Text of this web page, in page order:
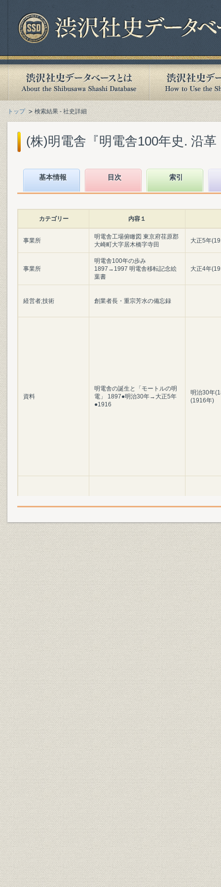
トップ 検索結果 - 社史詳細
(株)明電舎『明電舎100年史. 沿
基本情報 目次 索引
カテゴリー 内容１
事業所
明電舎工場俯瞰図 東京府荏原郡
大崎町大字居木橋字寺田
大正5年
事業所
明電舎100年の歩み
1897→1997 明電舎移転記念絵
葉書
大正4年
経営者;技術 創業者長・重宗芳水の備忘録
資料
明電舎の誕生と「モートルの明
電」 1897●明治30年→大正5年
●1916
明治30年
(1916年)
設備
明電舎の誕生と「モートルの明
電」 1897●明治30年→大正5年
●1916
大正2年
年)
設備
明電舎の誕生と「モートルの明
電」 1897●明治30年→大正5年
●1916
大正3年
年)
資料
事業の拡大・発展と戦時下の経
営 1917●大正6年→昭和20年
●1945
大正6年
年)